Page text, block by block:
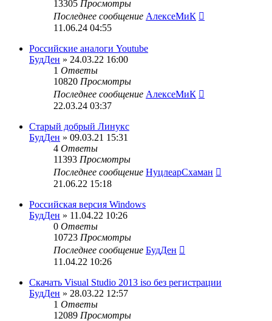
13305 Просмотры
Последнее сообщение АлексеМиК
11.06.24 04:55
Российские аналоги Youtube
БудДен » 24.03.22 16:00
1 Ответы
10820 Просмотры
Последнее сообщение АлексеМиК
22.03.24 03:37
Старый добрый Линукс
БудДен » 09.03.21 15:31
4 Ответы
11393 Просмотры
Последнее сообщение НуцлеарСхаман
21.06.22 15:18
Российская версия Windows
БудДен » 11.04.22 10:26
0 Ответы
10723 Просмотры
Последнее сообщение БудДен
11.04.22 10:26
Скачать Visual Studio 2013 iso без регистрации
БудДен » 28.03.22 12:57
1 Ответы
12089 Просмотры